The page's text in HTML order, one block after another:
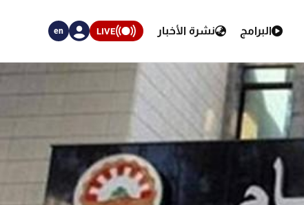
البرامج نشرة الأخبار LIVE
en